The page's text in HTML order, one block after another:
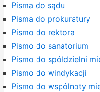
Pisma do sądu
Pisma do prokuratury
Pismo do rektora
Pismo do sanatorium
Pismo do spółdzielni
Pismo do windykacji
Pismo do wspólnoty